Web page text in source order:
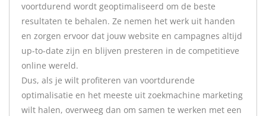
voortdurend wordt geoptimaliseerd om de beste
resultaten te behalen. Ze nemen het werk uit handen
en zorgen ervoor dat jouw website en campagnes altijd
up-to-date zijn en blijven presteren in de competitieve
online wereld.
Dus, als je wilt profiteren van voortdurende
optimalisatie en het meeste uit zoekmachine marketing
wilt halen, overweeg dan om samen te werken met een